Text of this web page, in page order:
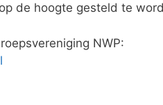
de hoogte gesteld te
NWP: